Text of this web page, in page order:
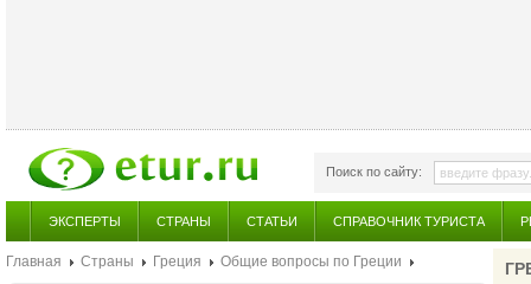
Поиск по сайту:
ЭКСПЕРТЫ СТРАНЫ СТАТЬИ СПРАВОЧНИК ТУРИСТА
Главная Страны Греция Общие вопросы по Греции